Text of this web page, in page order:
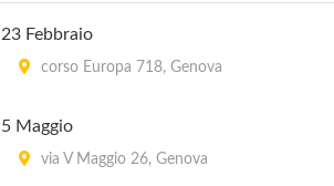
23 Febbraio
corso Europa 718, Genova
5 Maggio
via V Maggio 26, Genova